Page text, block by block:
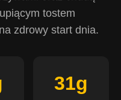
tostem
zdrowy start dnia.
31g